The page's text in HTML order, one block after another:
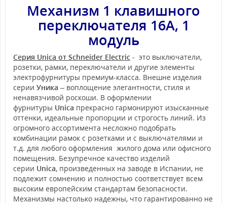
Механизм 1 клавишного
переключателя 16А, 1
модуль
Серия Unica от Schneider Electric - это выключатели,
розетки, рамки, переключатели и другие элементы
электрофурнитуры премиум-класса. Внешне изделия
серии Уника – воплощение элегантности, стиля и
ненавязчивой роскоши. В оформлении
фурнитуры Unica прекрасно гармонируют изысканные
оттенки, идеальные пропорции и строгость линий. Из
огромного ассортимента несложно подобрать
комбинации рамок с розетками и с выключателями и
т.д. для любого оформления жилого дома или офисного
помещения. Безупречное качество изделий
серии Unica, произведенных на заводе в Испании, не
подлежит сомнению и полностью соответствует всем
высоким европейским стандартам безопасности.
Механизмы настолько надежны, что гарантированно не